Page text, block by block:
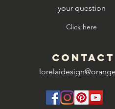
your question
Click here
CONTACT